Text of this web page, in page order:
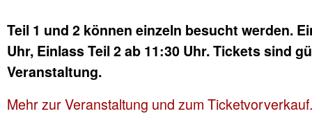
Teil 1 und 2 können einzeln besucht werden.
Uhr, Einlass Teil 2 ab 11:30 Uhr. Tickets sind
Veranstaltung.
Mehr zur Veranstaltung und zum Ticketvorverkauf.